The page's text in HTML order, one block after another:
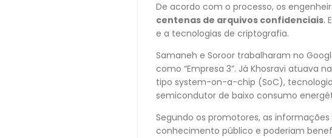
De acordo com o processo, os
centenas de arquivos confidenciais.
e a tecnologias de criptografia.
Samaneh e Soroor trabalharam no
como “Empresa 3”. Já Khosravi atuava
tipo system-on-a-chip (SoC),
semicondutor de baixo consumo
Segundo os promotores, as
conhecimento público e poderiam